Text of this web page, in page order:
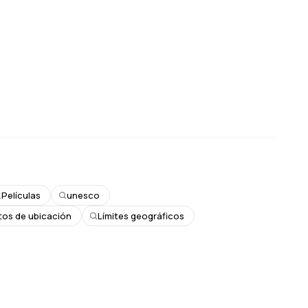
Películas
unesco
de ubicación
Límites geográficos